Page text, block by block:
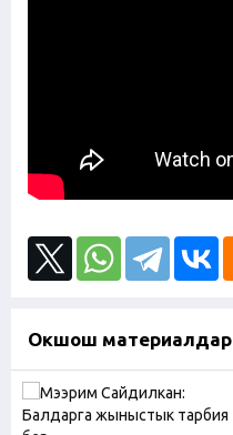
Окшош материалдар